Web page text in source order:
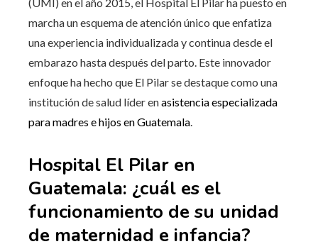
marcha un esquema de atención único que enfatiza
una experiencia individualizada y continua desde el
embarazo hasta después del parto. Este innovador
enfoque ha hecho que El Pilar se destaque como una
institución de salud líder enasistencia especializada
para madres e hijos en Guatemala.
Hospital El Pilar en
Guatemala: ¿cuál es el
funcionamiento de su unidad
de maternidad e infancia?